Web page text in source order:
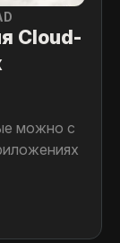
Cloud-
можно с